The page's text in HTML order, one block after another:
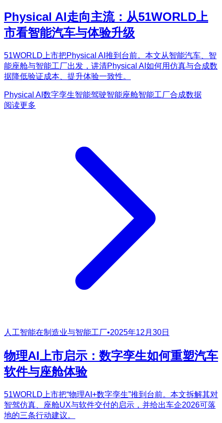
Physical AI走向主流：从51WORLD上
市看智能汽车与体验升级
51WORLD上市把Physical AI推到台前。本文从智能汽车、智
能座舱与智能工厂出发，讲清Physical AI如何用仿真与合成数
据降低验证成本、提升体验一致性。
Physical AI 数字孪生智能驾驶智能座舱智能工厂合成数据
阅读更多
人工智能在制造业与智能工厂•2025年12月30日
物理AI上市启示：数字孪生如何重塑汽车
软件与座舱体验
51WORLD上市把“物理AI+数字孪生”推到台前。本文拆解其对
智驾仿真、座舱UX与软件交付的启示，并给出车企2026可落
地的三条行动建议。